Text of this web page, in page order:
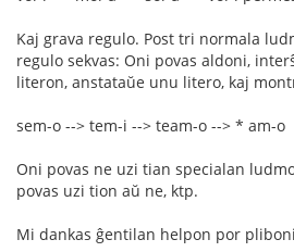
Kaj grava regulo. Post tri normala
regulo sekvas: Oni povas aldoni,
literon, anstataŭe unu litero, kaj
sem-o --> tem-i --> team-o --> * am-o
Oni povas ne uzi tian specialan
povas uzi tion aŭ ne, ktp.
Mi dankas ĝentilan helpon por